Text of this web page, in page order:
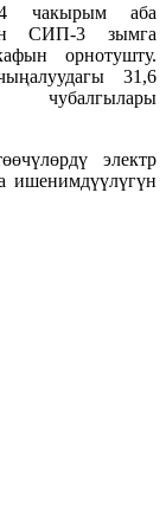
чакырым аба
СИП-3 зымга
орнотушту.
31,6
электр
ишенимдүүлүгүн